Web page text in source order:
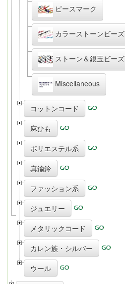
ピースマーク
カラーストーンビーズ
ストーン＆銀玉ビーズ
Miscellaneous
コットンコード
麻ひも
ポリエステル系
真鍮鈴
ファッション系
ジュエリー
メタリックコード
カレン族・シルバー
ウール